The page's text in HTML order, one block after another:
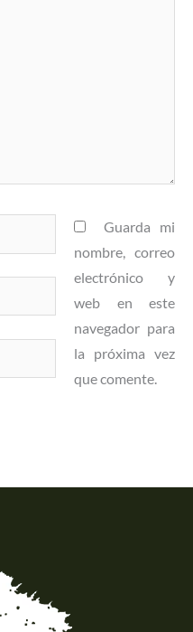
Guarda mi
nombre, correo
electrónico y
web en este
navegador para
la próxima vez
que comente.